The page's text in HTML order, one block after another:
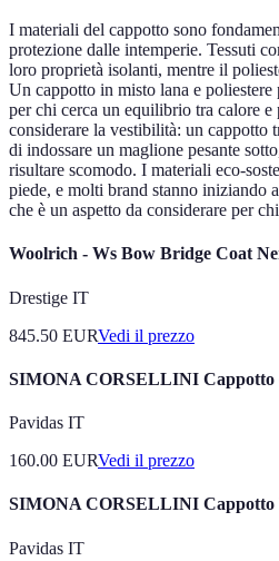
I materiali del cappotto sono
protezione dalle intemperie. Tessuti
loro proprietà isolanti, mentre il
Un cappotto in misto lana e
per chi cerca un equilibrio tra calore
considerare la vestibilità: un cappotto
di indossare un maglione pesante
risultare scomodo. I materiali eco-
piede, e molti brand stanno iniziando
che è un aspetto da considerare per
Woolrich - Ws Bow Bridge Coat
Drestige IT
845.50 EURVedi il prezzo
SIMONA CORSELLINI Cappotto
Pavidas IT
160.00 EURVedi il prezzo
SIMONA CORSELLINI Cappotto
Pavidas IT